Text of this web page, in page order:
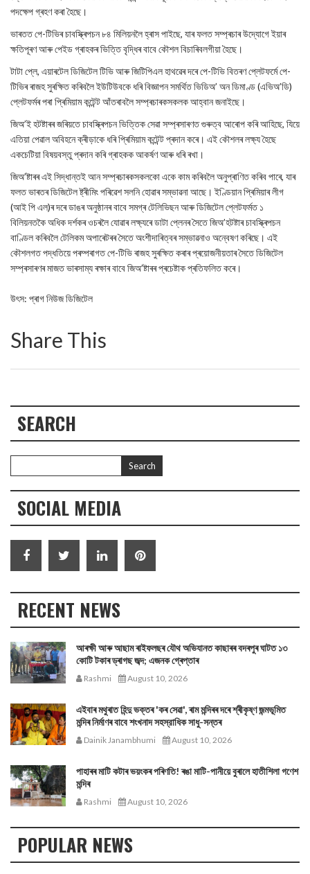
পদক্ষেপ গ্ৰহণ কৰা হৈছে।
ভাৰতত পে-টিভিৰ চাবস্ক্ৰিপচন ৮৪ মিলিয়নলৈ হ্ৰাস পাইছে, যাৰ ফলত সম্প্ৰচাৰ উদ্যোগে ইয়াৰ
ক্ষতিপূৰণ আৰু পেইড গ্ৰাহকৰ ভিত্তি বৃদ্ধিৰ বাবে কৌশল বিচাৰিবলগীয়া হৈছে।
টাটা প্লে, এয়াৰটেল ডিজিটেল টিভি আৰু জিটিপিএল হাথৱেৰ দৰে পে-টিভি বিতৰণ প্লেটফৰ্মে পে-
টিভিৰ ৰাজহ সুৰক্ষিত কৰিবলৈ ইউটিউবকে ধৰি বিজ্ঞাপন সমৰ্থিত ভিডিঅ’ অন ডিমাণ্ড (এভিঅ’ডি)
প্লেটফৰ্মৰ পৰা প্ৰিমিয়াম কন্টেন্ট আঁতৰাবলৈ সম্প্ৰচাৰকসকলক আহ্বান জনাইছে।
জিঅ’ই হটষ্টাৰৰ জৰিয়তে চাবস্ক্ৰিপচন ভিত্তিক সেৱা সম্প্ৰসাৰণত গুৰুত্ব আৰোপ কৰি আহিছে, যিয়ে
এতিয়া পেৱাল অবিহনে ক্ৰীড়াকে ধৰি প্ৰিমিয়াম কন্টেন্ট প্ৰদান কৰে। এই কৌশলৰ লক্ষ্য হৈছে
একচেটিয়া বিষয়বস্তু প্ৰদান কৰি গ্ৰাহকক আকৰ্ষণ আৰু ধৰি ৰখা।
জিঅ’ষ্টাৰৰ এই সিদ্ধান্তই আন সম্প্ৰচাৰকসকলকো একে কাম কৰিবলৈ অনুপ্ৰাণিত কৰিব পাৰে, যাৰ
ফলত ভাৰতৰ ডিজিটেল ষ্ট্ৰীমিং পৰিৱেশ সলনি হোৱাৰ সম্ভাৱনা আছে। ইণ্ডিয়ান প্ৰিমিয়াৰ লীগ
(আই পি এল)ৰ দৰে ডাঙৰ অনুষ্ঠানৰ বাবে সমগ্ৰ টেলিভিছন আৰু ডিজিটেল প্লেটফৰ্মত ১
বিলিয়নতকৈ অধিক দৰ্শকৰ ওচৰলৈ যোৱাৰ লক্ষ্যৰে ডাটা প্লেনৰ সৈতে জিঅ’হটষ্টাৰ চাবস্ক্ৰিপচন
বাণ্ডিল কৰিবলৈ টেলিকম অপাৰেটৰৰ সৈতে অংশীদাৰিত্বৰ সম্ভাৱনাও অন্বেষণ কৰিছে। এই
কৌশলগত পদ্ধতিয়ে পৰম্পৰাগত পে-টিভি ৰাজহ সুৰক্ষিত কৰাৰ প্ৰয়োজনীয়তাৰ সৈতে ডিজিটেল
সম্প্ৰসাৰণৰ মাজত ভাৰসাম্য ৰক্ষাৰ বাবে জিঅ’ষ্টাৰৰ প্ৰচেষ্টাক প্ৰতিফলিত কৰে।
উৎস: প্ৰাগ নিউজ ডিজিটেল
Share This
SEARCH
SOCIAL MEDIA
RECENT NEWS
আৰক্ষী আৰু আছাম ৰাইফলছৰ যৌথ অভিযানত কাছাৰৰ বদৰপুৰ ঘাটত ১৩
কোটি টকাৰ ড্ৰাগছ জব্দ; এজনক গ্ৰেপ্তাৰ
Rashmi August 10, 2026
এইবাৰ মথুৰাত হিন্দু ভক্তৰ 'কৰ সেৱা', ৰাম মন্দিৰৰ দৰে শ্ৰীকৃষ্ণ জন্মভূমিত
মন্দিৰ নিৰ্মাণৰ বাবে শংখনাদ সহস্রাধিক সাধু-সন্তৰ
Dainik Janambhumi August 10, 2026
পাহাৰৰ মাটি কটাৰ ভয়ংকৰ পৰিণতি! ৰঙা মাটি-পানীয়ে বুৰালে হাতীশিলা গণেশ
মন্দিৰ
Rashmi August 10, 2026
POPULAR NEWS